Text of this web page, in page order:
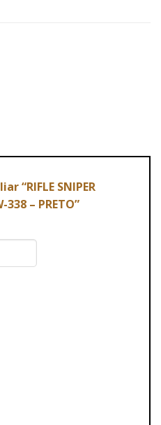
“RIFLE SNIPER
338 – PRETO”